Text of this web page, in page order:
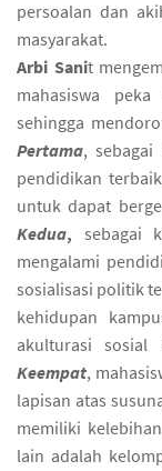
persoalan dan
masyarakat.
Arbi Sanit
mahasiswa peka
sehingga
Pertama, sebagai
pendidikan
untuk dapat
Kedua, sebagai
mengalami
sosialisasi politik
kehidupan
akulturasi
Keempat,
lapisan atas
memiliki
lain adalah